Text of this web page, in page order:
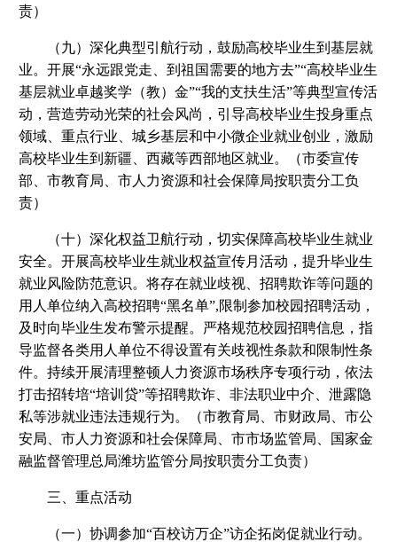
责）
（九）深化典型引航行动，鼓励高校毕业生到基层就
业。开展“永远跟党走、到祖国需要的地方去”“高校毕业生
基层就业卓越奖学（教）金”“我的支扶生活”等典型宣传活
动，营造劳动光荣的社会风尚，引导高校毕业生投身重点
领域、重点行业、城乡基层和中小微企业就业创业，激励
高校毕业生到新疆、西藏等西部地区就业。（市委宣传
部、市教育局、市人力资源和社会保障局按职责分工负
责）
（十）深化权益卫航行动，切实保障高校毕业生就业
安全。开展高校毕业生就业权益宣传月活动，提升毕业生
就业风险防范意识。将存在就业歧视、招聘欺诈等问题的
用人单位纳入高校招聘“黑名单”,限制参加校园招聘活动，
及时向毕业生发布警示提醒。严格规范校园招聘信息，指
导监督各类用人单位不得设置有关歧视性条款和限制性条
件。持续开展清理整顿人力资源市场秩序专项行动，依法
打击招转培“培训贷”等招聘欺诈、非法职业中介、泄露隐
私等涉就业违法违规行为。（市教育局、市财政局、市公
安局、市人力资源和社会保障局、市市场监管局、国家金
融监督管理总局潍坊监管分局按职责分工负责）
三、重点活动
（一）协调参加“百校访万企”访企拓岗促就业行动。